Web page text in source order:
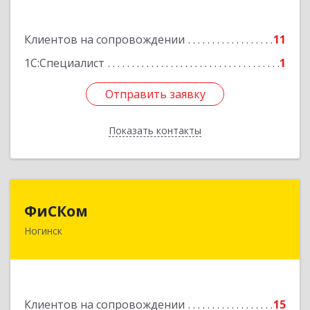
Клиентов на сопровождении
11
1С:Специалист
1
Отправить заявку
Показать контакты
Отправить заявку
Назад
ФиСКом
Ногинск
Клиентов на сопровождении 15